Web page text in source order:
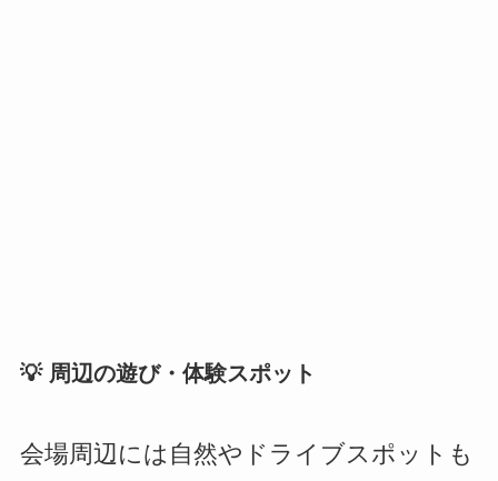
💡 周辺の遊び・体験スポット
会場周辺には自然やドライブスポットも